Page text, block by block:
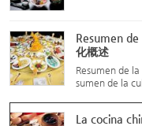
Resumen
化概述
Resumen de
sumen de la
La cocina